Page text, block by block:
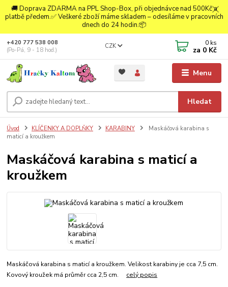
🚚 Doprava ZDARMA na PPL Shop-Box, při objednávce nad 500Kč a
platbě předem.✅ Veškeré zboží máme skladem – odesíláme v pracovních
dnech do 24 hodin.📦
Menu
CZK
Hledat
+420 777 538 008
(Po-Pá, 9 - 18 hod.)
0 ks
za 0 Kč
Úvod KLÍČENKY A DOPLŇKY KARABINY
Maskáčová karabina s
maticí a kroužkem
Maskáčová karabina s maticí a
kroužkem
Maskáčová karabina s maticí a kroužkem. Velikost karabiny je cca 7,5 cm.
Kovový kroužek má průměr cca 2,5 cm. celý popis